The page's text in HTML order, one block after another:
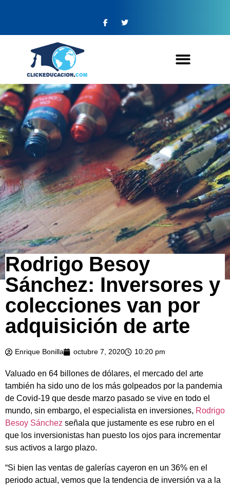
Rodrigo Besoy
Sánchez: Inversores y
colecciones van por
adquisición de arte
Enrique Bonilla octubre 7, 2020 10:20 pm
Valuado en 64 billones de dólares, el mercado del arte
también ha sido uno de los más golpeados por la pandemia
de Covid-19 que desde marzo pasado se vive en todo el
mundo, sin embargo, el especialista en inversiones, Rodrigo
Besoy Sánchez señala que justamente es ese rubro en el
que los inversionistas han puesto los ojos para incrementar
sus activos a largo plazo.
“Si bien las ventas de galerías cayeron en un 36% en el
periodo actual, vemos que la tendencia de inversión va a la